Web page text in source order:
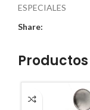
ESPECIALES
Share: